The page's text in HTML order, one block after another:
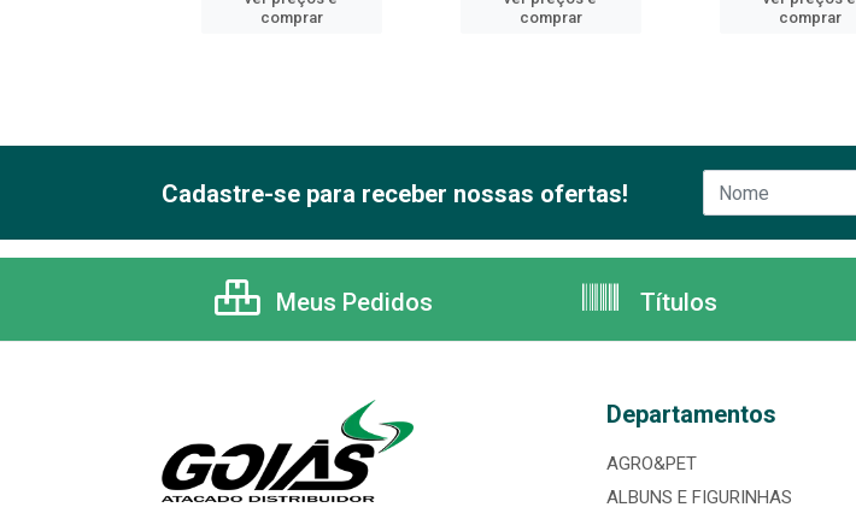
comprar
comprar
comprar
Cadastre-se para receber nossas ofertas!
Meus Pedidos Títulos
Departamentos
AGRO&PET
ALBUNS E FIGURINHAS